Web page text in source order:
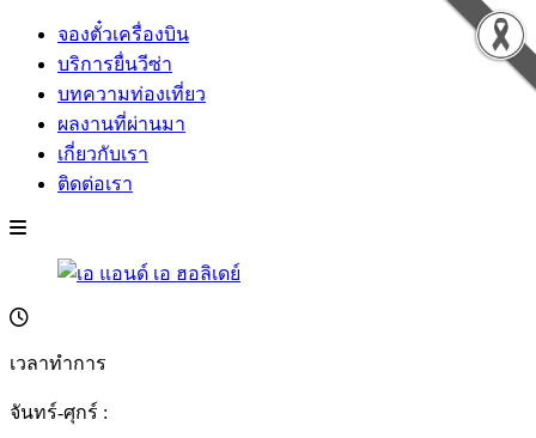
จองตั๋วเครื่องบิน
บริการยื่นวีซ่า
บทความท่องเที่ยว
ผลงานที่ผ่านมา
เกี่ยวกับเรา
ติดต่อเรา
เวลาทำการ
จันทร์-ศุกร์ :